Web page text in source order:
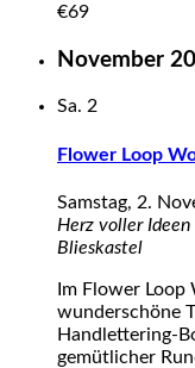
€69
November
Sa. 2
Flower Loop
Samstag, 2.
Herz voller
Blieskastel
Im Flower
wunderschöne
Handlettering-
gemütlicher